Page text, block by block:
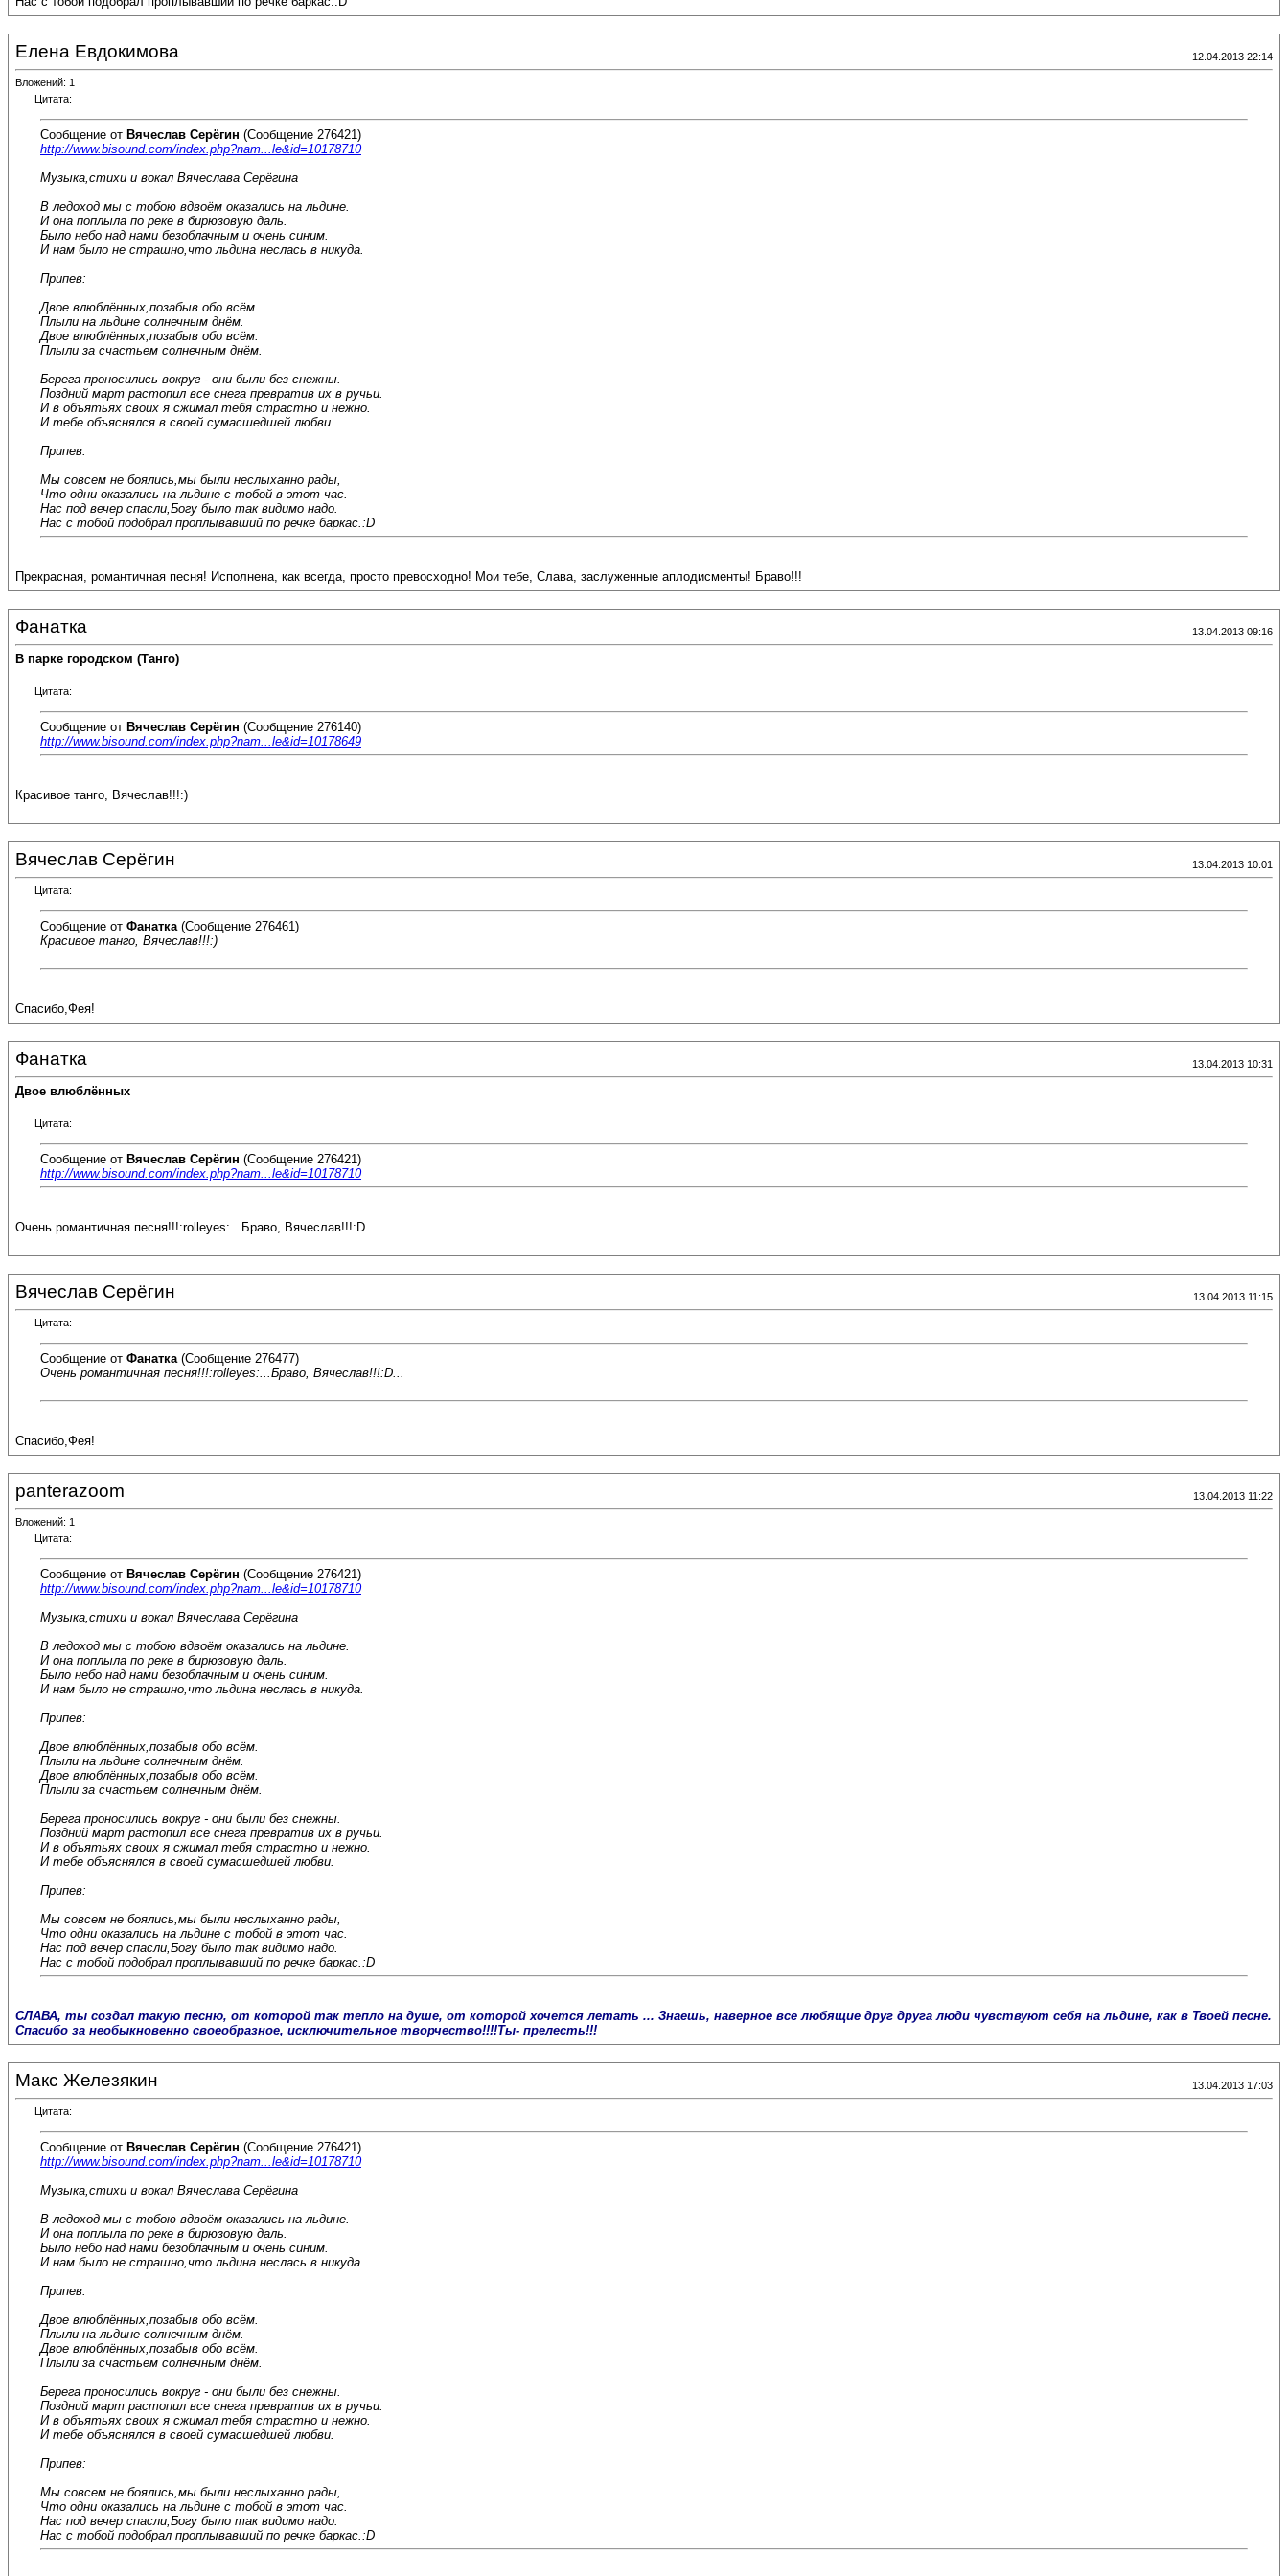
Елена Евдокимова 12.04.2013 22:14
Вложений: 1
Цитата:
Сообщение от Вячеслав Серёгин (Сообщение 276421)
http://www.bisound.com/index.php?nam...le&id=10178710
Музыка,стихи и вокал Вячеслава Серёгина
В ледоход мы с тобою вдвоём оказались на льдине.
И она поплыла по реке в бирюзовую даль.
Было небо над нами безоблачным и очень синим.
И нам было не страшно,что льдина неслась в никуда.
Припев:
Двое влюблённых,позабыв обо всём.
Плыли на льдине солнечным днём.
Двое влюблённых,позабыв обо всём.
Плыли за счастьем солнечным днём.
Берега проносились вокруг - они были без снежны.
Поздний март растопил все снега превратив их в ручьи.
И в объятьях своих я сжимал тебя страстно и нежно.
И тебе объяснялся в своей сумасшедшей любви.
Припев:
Мы совсем не боялись,мы были неслыханно рады,
Что одни оказались на льдине с тобой в этот час.
Нас под вечер спасли,Богу было так видимо надо.
Нас с тобой подобрал проплывавший по речке баркас.:D
Прекрасная, романтичная песня! Исполнена, как всегда, просто превосходно! Мои тебе, Слава, заслуженные аплодисменты! Браво!!!
Фанатка 13.04.2013 09:16
В парке городском (Танго)
Цитата:
Сообщение от Вячеслав Серёгин (Сообщение 276140)
http://www.bisound.com/index.php?nam...le&id=10178649
Красивое танго, Вячеслав!!!:)
Вячеслав Серёгин 13.04.2013 10:01
Цитата:
Сообщение от Фанатка (Сообщение 276461)
Красивое танго, Вячеслав!!!:)
Спасибо,Фея!
Фанатка 13.04.2013 10:31
Двое влюблённых
Цитата:
Сообщение от Вячеслав Серёгин (Сообщение 276421)
http://www.bisound.com/index.php?nam...le&id=10178710
Очень романтичная песня!!!:rolleyes:...Браво, Вячеслав!!!:D...
Вячеслав Серёгин 13.04.2013 11:15
Цитата:
Сообщение от Фанатка (Сообщение 276477)
Очень романтичная песня!!!:rolleyes:...Браво, Вячеслав!!!:D...
Спасибо,Фея!
panterazoom 13.04.2013 11:22
Вложений: 1
Цитата:
Сообщение от Вячеслав Серёгин (Сообщение 276421)
http://www.bisound.com/index.php?nam...le&id=10178710
Музыка,стихи и вокал Вячеслава Серёгина
В ледоход мы с тобою вдвоём оказались на льдине.
И она поплыла по реке в бирюзовую даль.
Было небо над нами безоблачным и очень синим.
И нам было не страшно,что льдина неслась в никуда.
Припев:
Двое влюблённых,позабыв обо всём.
Плыли на льдине солнечным днём.
Двое влюблённых,позабыв обо всём.
Плыли за счастьем солнечным днём.
Берега проносились вокруг - они были без снежны.
Поздний март растопил все снега превратив их в ручьи.
И в объятьях своих я сжимал тебя страстно и нежно.
И тебе объяснялся в своей сумасшедшей любви.
Припев:
Мы совсем не боялись,мы были неслыханно рады,
Что одни оказались на льдине с тобой в этот час.
Нас под вечер спасли,Богу было так видимо надо.
Нас с тобой подобрал проплывавший по речке баркас.:D
СЛАВА, ты создал такую песню, от которой так тепло на душе, от которой хочется летать ... Знаешь, наверное все любящие друг друга люди чувствуют себя на льдине, как в Твоей песне.
Спасибо за необыкновенно своеобразное, исключительное творчество!!!!Ты- прелесть!!!
Макс Железякин 13.04.2013 17:03
Цитата:
Сообщение от Вячеслав Серёгин (Сообщение 276421)
http://www.bisound.com/index.php?nam...le&id=10178710
Музыка,стихи и вокал Вячеслава Серёгина
В ледоход мы с тобою вдвоём оказались на льдине.
И она поплыла по реке в бирюзовую даль.
Было небо над нами безоблачным и очень синим.
И нам было не страшно,что льдина неслась в никуда.
Припев:
Двое влюблённых,позабыв обо всём.
Плыли на льдине солнечным днём.
Двое влюблённых,позабыв обо всём.
Плыли за счастьем солнечным днём.
Берега проносились вокруг - они были без снежны.
Поздний март растопил все снега превратив их в ручьи.
И в объятьях своих я сжимал тебя страстно и нежно.
И тебе объяснялся в своей сумасшедшей любви.
Припев:
Мы совсем не боялись,мы были неслыханно рады,
Что одни оказались на льдине с тобой в этот час.
Нас под вечер спасли,Богу было так видимо надо.
Нас с тобой подобрал проплывавший по речке баркас.:D